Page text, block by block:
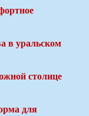
в уральском
столице
для